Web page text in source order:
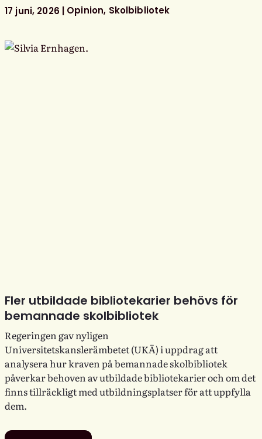
litterära
ungdomspriser
17 juni, 2026 Opinion Skolbibliotek
Fler utbildade bibliotekarier behövs för
bemannade skolbibliotek
Regeringen gav nyligen
Universitetskanslerämbetet (UKÄ) i uppdrag att
analysera hur kraven på bemannade skolbibliotek
påverkar behoven av utbildade bibliotekarier och om det
finns tillräckligt med utbildningsplatser för att uppfylla
dem.